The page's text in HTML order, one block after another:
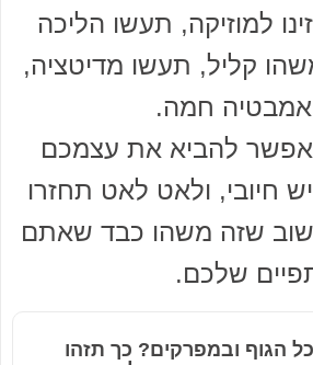
למוזיקה, תעשו הליכה
קליל, תעשו מדיטציה,
אמבטיה חמה.
להביא את עצמכם
חיובי, ולאט לאט תחזרו
שזה משהו כבד שאתם
שלכם.
הגוף ובמפרקים? כך תזהו